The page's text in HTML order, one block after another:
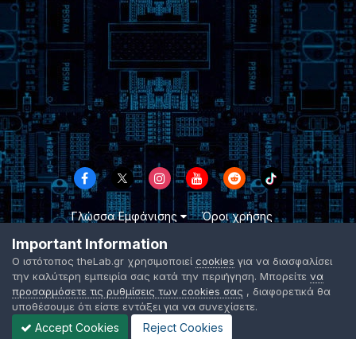
Γλώσσα Εμφάνισης
Όροι χρήσης
TheLab.gr 2003 -
Powered by Invision Community
Important Information
Ο ιστότοπος theLab.gr χρησιμοποιεί cookies για να διασφαλίσει
την καλύτερη εμπειρία σας κατά την περιήγηση. Μπορείτε να
προσαρμόσετε τις ρυθμίσεις των cookies σας , διαφορετικά θα
υποθέσουμε ότι είστε εντάξει για να συνεχίσετε.
Accept Cookies Reject Cookies